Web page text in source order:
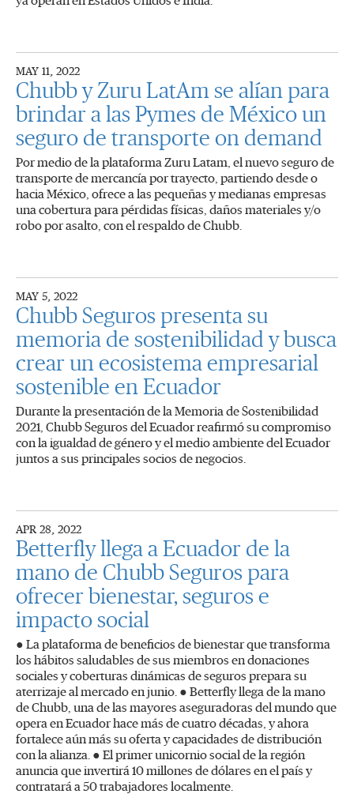
MAY 11, 2022
Chubb y Zuru LatAm se alían para
brindar a las Pymes de México un
seguro de transporte on demand
Por medio de la plataforma Zuru Latam, el nuevo seguro de
transporte de mercancía por trayecto, partiendo desde o
hacia México, ofrece a las pequeñas y medianas empresas
una cobertura para pérdidas físicas, daños materiales y/o
robo por asalto, con el respaldo de Chubb.
MAY 5, 2022
Chubb Seguros presenta su
memoria de sostenibilidad y busca
crear un ecosistema empresarial
sostenible en Ecuador
Durante la presentación de la Memoria de Sostenibilidad
2021, Chubb Seguros del Ecuador reafirmó su compromiso
con la igualdad de género y el medio ambiente del Ecuador
juntos a sus principales socios de negocios.
APR 28, 2022
Betterfly llega a Ecuador de la
mano de Chubb Seguros para
ofrecer bienestar, seguros e
impacto social
● La plataforma de beneficios de bienestar que transforma
los hábitos saludables de sus miembros en donaciones
sociales y coberturas dinámicas de seguros prepara su
aterrizaje al mercado en junio. ● Betterfly llega de la mano
de Chubb, una de las mayores aseguradoras del mundo que
opera en Ecuador hace más de cuatro décadas, y ahora
fortalece aún más su oferta y capacidades de distribución
con la alianza. ● El primer unicornio social de la región
anuncia que invertirá 10 millones de dólares en el país y
contratará a 50 trabajadores localmente.